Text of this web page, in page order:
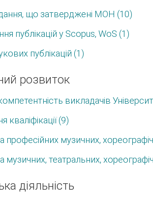
що затверджені МОН (10)
публікацій у Scopus, WoS (1)
публікацій (1)
розвиток
викладачів
кваліфікації (9)
професійних музичних,
музичних, театральних,
діяльність